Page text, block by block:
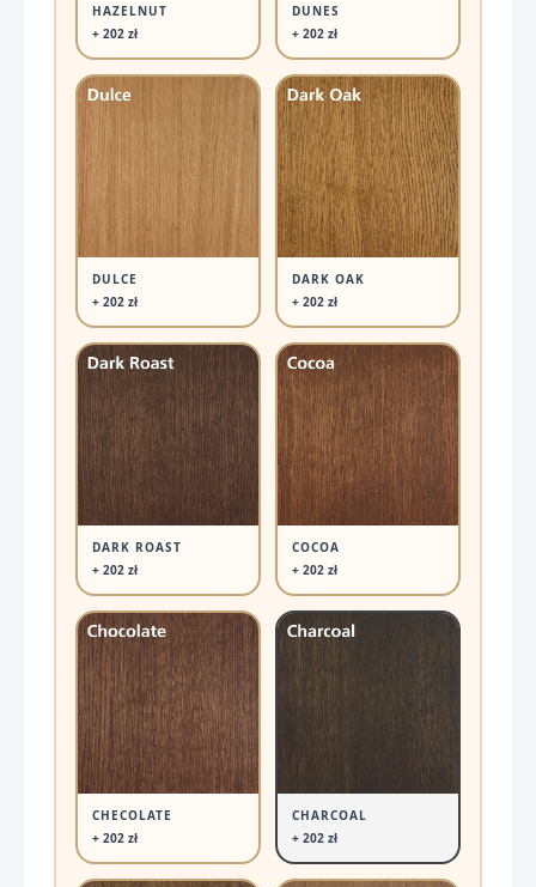
HAZELNUT
+ 202 zł
DUNES
+ 202 zł
DULCE
+ 202 zł
DARK OAK
+ 202 zł
DARK ROAST
+ 202 zł
COCOA
+ 202 zł
CHECOLATE
+ 202 zł
CHARCOAL
+ 202 zł